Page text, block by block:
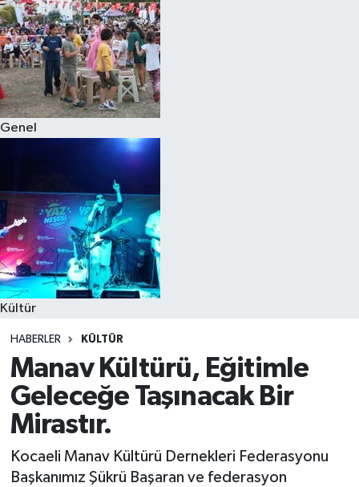
Genel
Kültür
HABERLER KÜLTÜR
Manav Kültürü, Eğitimle
Geleceğe Taşınacak Bir
Mirastır.
Kocaeli Manav Kültürü Dernekleri Federasyonu
Başkanımız Şükrü Başaran ve federasyon